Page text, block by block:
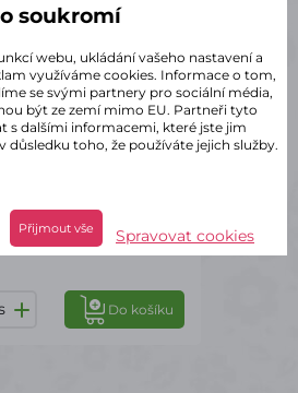
– odeslání do 2 dnů
krémová
Do košíku
soukromí
webu, ukládání vašeho nastavení a
využíváme cookies. Informace o tom,
se svými partnery pro sociální média,
být ze zemí mimo EU. Partneři tyto
s dalšími informacemi, které jste jim
důsledku toho, že používáte jejich služby.
Přijmout vše Spravovat cookies